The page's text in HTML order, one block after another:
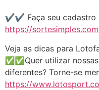
✔️✔️ Faça seu cadastro
https://
Veja as dicas para
✅✅Quer utilizar
diferentes? Torne-se
https://